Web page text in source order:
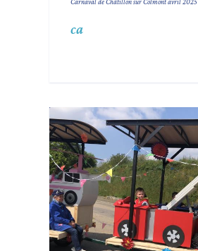
Carnaval de Châtillon sur Colmont avril 2025
ca